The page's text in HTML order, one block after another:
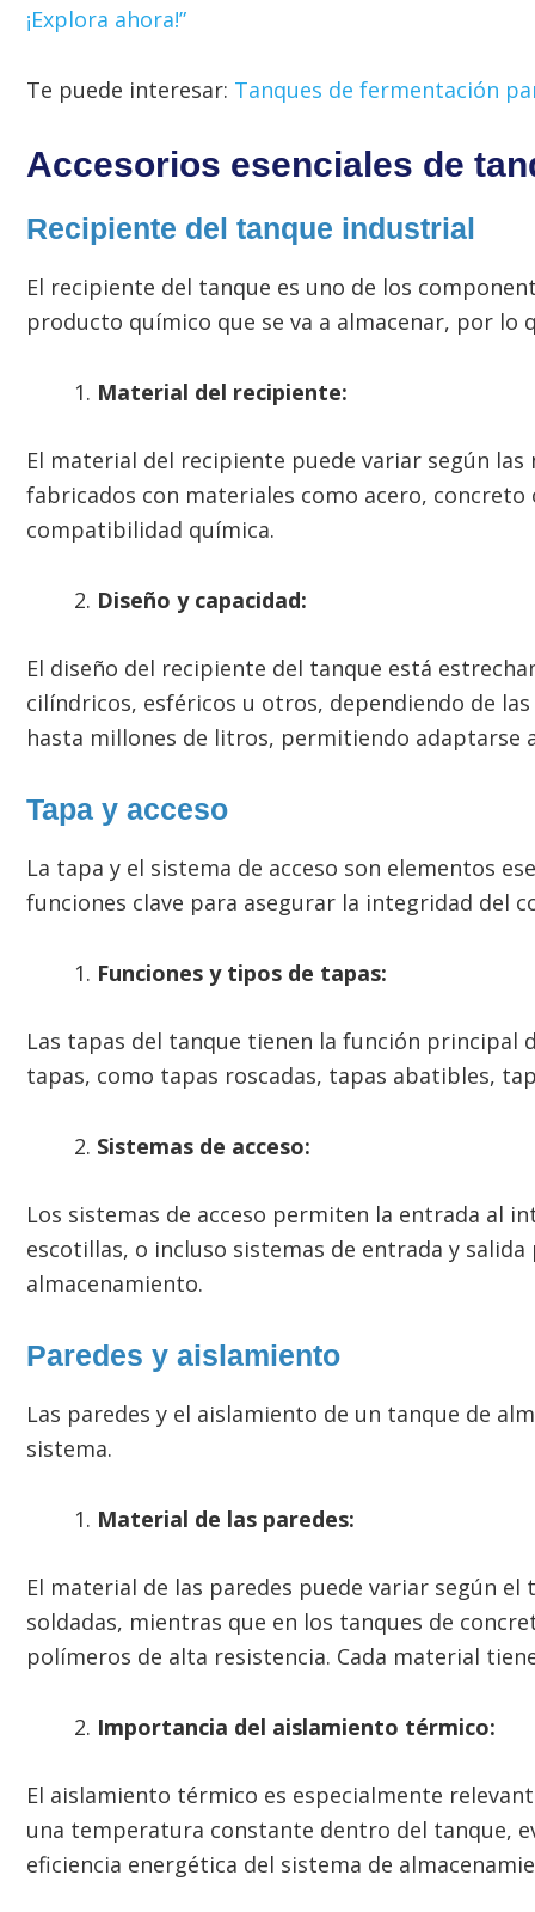
¡Explora ahora!”
Te puede interesar: Tanques de fermentación
Accesorios esenciales de
Recipiente del tanque industrial
El recipiente del tanque es uno de los
producto químico que se va a almacenar, por
Material del recipiente:
El material del recipiente puede variar según
fabricados con materiales como acero,
compatibilidad química.
Diseño y capacidad:
El diseño del recipiente del tanque está
cilíndricos, esféricos u otros, dependiendo de
hasta millones de litros, permitiendo adaptarse
Tapa y acceso
La tapa y el sistema de acceso son elementos
funciones clave para asegurar la integridad del
Funciones y tipos de tapas:
Las tapas del tanque tienen la función principal
tapas, como tapas roscadas, tapas abatibles,
Sistemas de acceso:
Los sistemas de acceso permiten la entrada al
escotillas, o incluso sistemas de entrada y
almacenamiento.
Paredes y aislamiento
Las paredes y el aislamiento de un tanque de
sistema.
Material de las paredes:
El material de las paredes puede variar según
soldadas, mientras que en los tanques de
polímeros de alta resistencia. Cada material
Importancia del aislamiento térmico:
El aislamiento térmico es especialmente
una temperatura constante dentro del tanque,
eficiencia energética del sistema de